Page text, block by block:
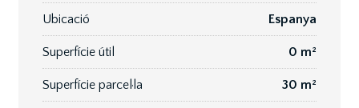
Ubicació Espanya
Superfície útil 0 m²
Superfície parcel·la 30 m²